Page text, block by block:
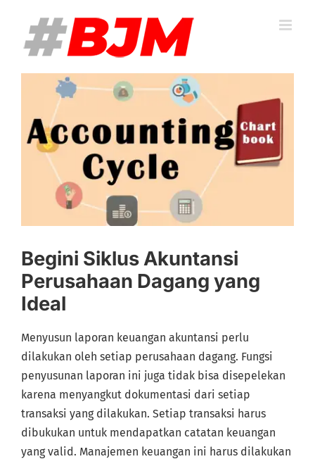
content
Image
Begini Siklus Akuntansi
Perusahaan Dagang yang
Ideal
Menyusun laporan keuangan akuntansi perlu
dilakukan oleh setiap perusahaan dagang. Fungsi
penyusunan laporan ini juga tidak bisa disepelekan
karena menyangkut dokumentasi dari setiap
transaksi yang dilakukan. Setiap transaksi harus
dibukukan untuk mendapatkan catatan keuangan
yang valid. Manajemen keuangan ini harus dilakukan